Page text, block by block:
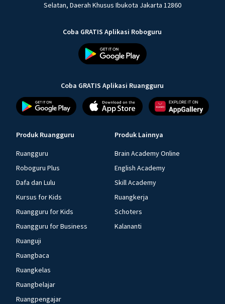
Selatan, Daerah Khusus Ibukota Jakarta 12860
Coba GRATIS Aplikasi Roboguru
Coba GRATIS Aplikasi Ruangguru
Produk Ruangguru
Ruangguru
Roboguru Plus
Dafa dan Lulu
Kursus for Kids
Ruangguru for Kids
Ruangguru for Business
Ruanguji
Ruangbaca
Ruangkelas
Ruangbelajar
Ruangpengajar
Produk Lainnya
Brain Academy Online
English Academy
Skill Academy
Ruangkerja
Schoters
Kalananti